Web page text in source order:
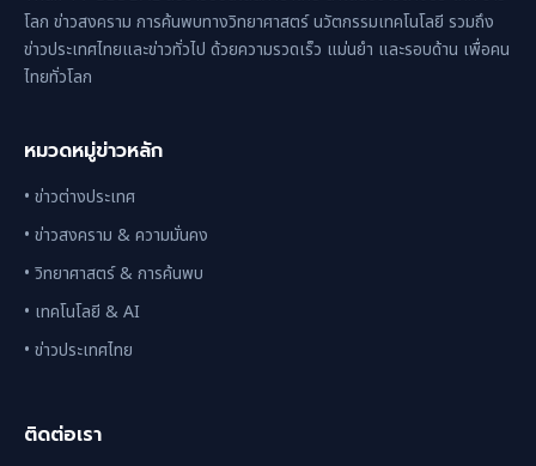
โลก ข่าวสงคราม การค้นพบทางวิทยาศาสตร์ นวัตกรรมเทคโนโลยี รวมถึง
ข่าวประเทศไทยและข่าวทั่วไป ด้วยความรวดเร็ว แม่นยำ และรอบด้าน เพื่อคน
ไทยทั่วโลก
หมวดหมู่ข่าวหลัก
• ข่าวต่างประเทศ
• ข่าวสงคราม & ความมั่นคง
• วิทยาศาสตร์ & การค้นพบ
• เทคโนโลยี & AI
• ข่าวประเทศไทย
ติดต่อเรา